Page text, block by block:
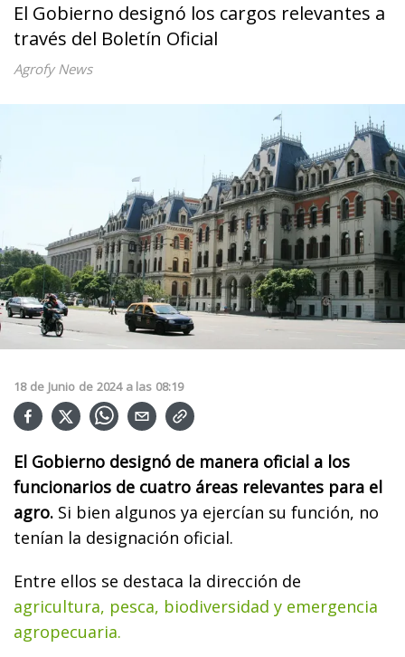
El Gobierno designó los cargos relevantes a
través del Boletín Oficial
Agrofy News
18 de Junio de 2024 a las 08:19
El Gobierno designó de manera oficial a los
funcionarios de cuatro áreas relevantes para el
agro. Si bien algunos ya ejercían su función, no
tenían la designación oficial.
Entre ellos se destaca la dirección de
agricultura, pesca, biodiversidad y emergencia
agropecuaria.